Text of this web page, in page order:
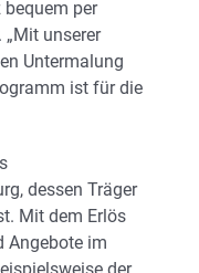
per
„Mit unserer
Untermalung
ist für die
dessen Träger
Mit dem Erlös
Angebote im